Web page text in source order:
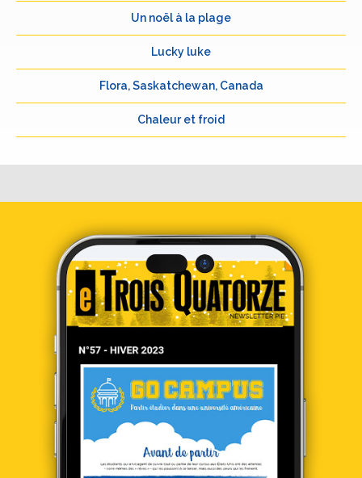
Un noël à la plage
Lucky luke
Flora, Saskatchewan, Canada
Chaleur et froid